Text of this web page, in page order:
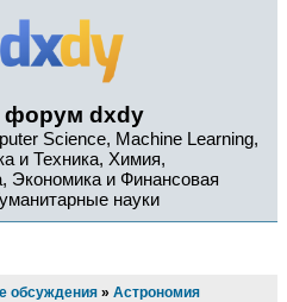
форум dxdy
Science, Machine Learning,
и Техника, Химия,
Экономика и Финансовая
науки
обсуждения » Астрономия